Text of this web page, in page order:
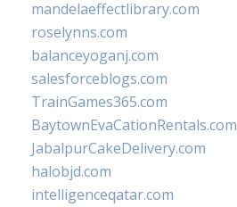
mandelaeffectlibrary.com
roselynns.com
balanceyoganj.com
salesforceblogs.com
TrainGames365.com
BaytownEvaCationRentals.com
JabalpurCakeDelivery.com
halobjd.com
intelligenceqatar.com